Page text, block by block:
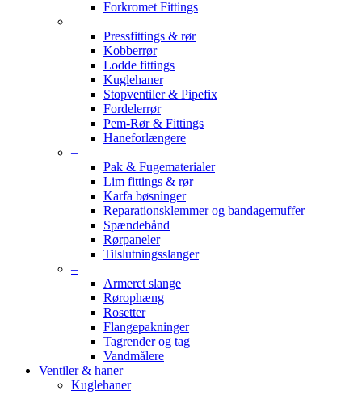
Forkromet Fittings
–
Pressfittings & rør
Kobberrør
Lodde fittings
Kuglehaner
Stopventiler & Pipefix
Fordelerrør
Pem-Rør & Fittings
Haneforlængere
–
Pak & Fugematerialer
Lim fittings & rør
Karfa bøsninger
Reparationsklemmer og bandagemuffer
Spændebånd
Rørpaneler
Tilslutningsslanger
–
Armeret slange
Rørophæng
Rosetter
Flangepakninger
Tagrender og tag
Vandmålere
Ventiler & haner
Kuglehaner